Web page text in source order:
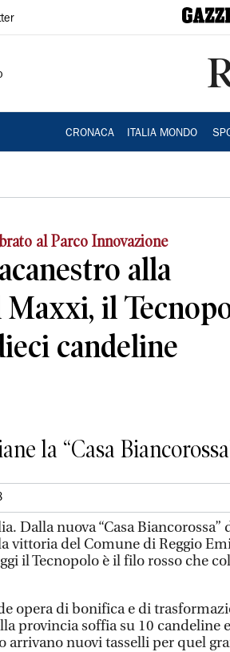
CRONACA ITALIA MONDO
al Parco Innovazione
alla
il
candeline
la “Casa
Dalla nuova “Casa Biancorossa”
vittoria del Comune di Reggio
il Tecnopolo è il filo rosso che
opera di bonifica e di
provincia soffia su 10 candeline
arrivano nuovi tasselli per quel